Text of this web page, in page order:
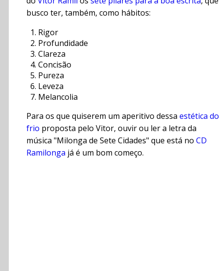
busco ter, também, como hábitos:
Rigor
Profundidade
Clareza
Concisão
Pureza
Leveza
Melancolia
Para os que quiserem um aperitivo dessa estética do
frio proposta pelo Vitor, ouvir ou ler a letra da
música "Milonga de Sete Cidades" que está no CD
Ramilonga já é um bom começo.